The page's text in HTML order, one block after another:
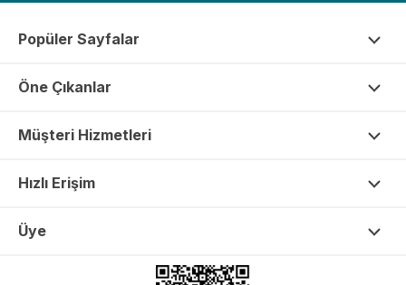
Popüler Sayfalar
Öne Çıkanlar
Müşteri Hizmetleri
Hızlı Erişim
Üye